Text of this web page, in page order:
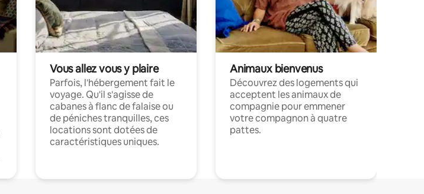
Vous allez vous y plaire
Parfois, l'hébergement fait le
voyage. Qu'il s'agisse de
cabanes à flanc de falaise ou
de péniches tranquilles, ces
locations sont dotées de
caractéristiques uniques.
Animaux bienvenus
Découvrez des logements qui
acceptent les animaux de
compagnie pour emmener
votre compagnon à quatre
pattes.